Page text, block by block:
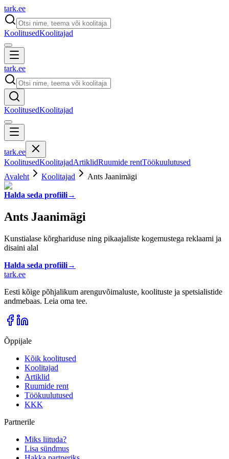
tark.ee
KoolitusedKoolitajad
tark.ee
KoolitusedKoolitajad
tark.ee
KoolitusedKoolitajadArtiklidRuumide rentTöökuulutused
Avaleht
Koolitajad Ants Jaanimägi
Halda seda profiili→
Ants Jaanimägi
Kunstialase kõrghariduse ning pikaajaliste kogemustega reklaami ja
disaini alal
Halda seda profiili→
tark.ee
Eesti kõige põhjalikum arenguvõimaluste, koolituste ja spetsialistide
andmebaas. Leia oma tee.
Õppijale
Kõik koolitused
Koolitajad
Artiklid
Ruumide rent
Töökuulutused
KKK
Partnerile
Miks liituda?
Lisa sündmus